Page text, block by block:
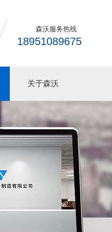
森沃服务热线
18951089675
关于森沃